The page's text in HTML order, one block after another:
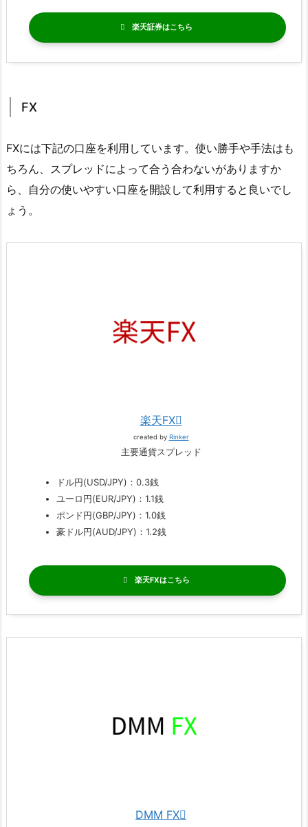
楽天証券
FX
FXには下記の口座を利用しています。使い勝手や手法はも
ちろん、スプレッドによって合う合わないがありますか
ら、自分の使いやすい口座を開設して利用すると良いでし
ょう。
楽天FX
created by Rinker
主要通貨スプレッド
ドル円(USD/JPY)：0.3銭
ユーロ円(EUR/JPY)：1.1銭
ポンド円(GBP/JPY)：1.0銭
豪ドル円(AUD/JPY)：1.2銭
楽天FX
DMM FX